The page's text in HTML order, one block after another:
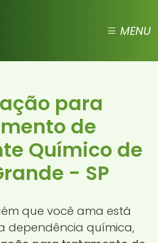
MENU
para
de
Químico de
- SP
que você ama está
dependência química,